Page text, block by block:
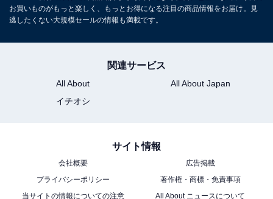
お買いものがもっと楽しく、もっとお得になる注目の商品情報をお届け。見
逃したくない大規模セールの情報も満載です。
関連サービス
All About
All About Japan
イチオシ
サイト情報
会社概要
広告掲載
プライバシーポリシー
著作権・商標・免責事項
当サイトの情報についての注意
All About ニュースについて